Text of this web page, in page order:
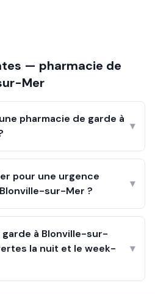
— pharmacie de
Mer
pharmacie de garde à
▾
pour une urgence
sur-Mer ?
▾
garde à Blonville-sur-
la nuit et le week-
▾